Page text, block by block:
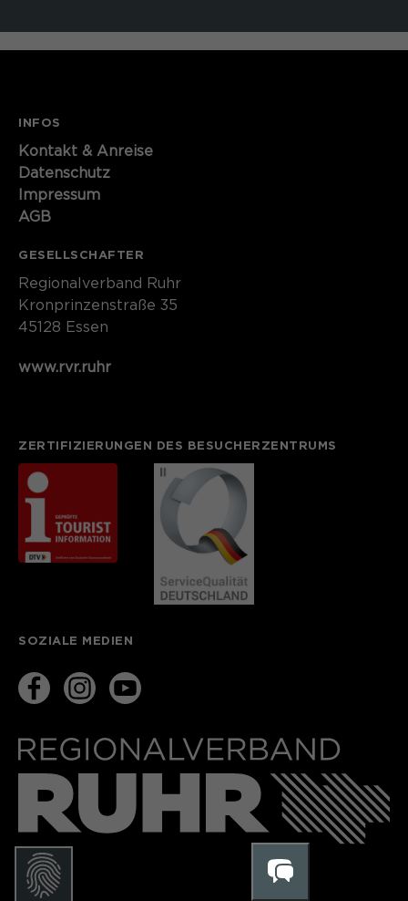
INFOS
Kontakt​​​​​ & Anreise
Datenschutz
Impressum
AGB
GESELLSCHAFTER
Regionalverband Ruhr
Kronprinzenstraße 35
45128 Essen
www.rvr.ruhr
ZERTIFIZIERUNGEN DES BESUCHERZENTRUMS
SOZIALE MEDIEN